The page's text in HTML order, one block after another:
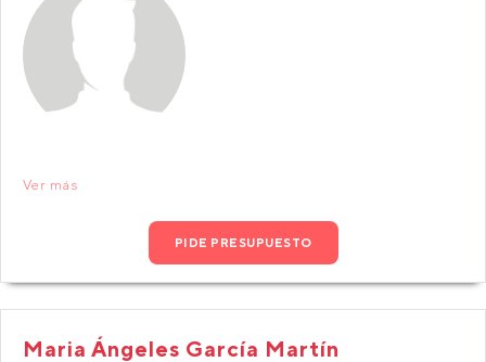
Ver más
PIDE PRESUPUESTO
Maria Ángeles García Martín